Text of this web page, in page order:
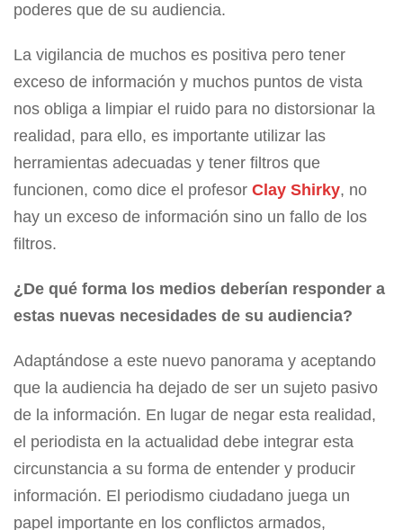
poderes que de su audiencia.
La vigilancia de muchos es positiva pero tener
exceso de información y muchos puntos de vista
nos obliga a limpiar el ruido para no distorsionar la
realidad, para ello, es importante utilizar las
herramientas adecuadas y tener filtros que
funcionen, como dice el profesor Clay Shirky, no
hay un exceso de información sino un fallo de los
filtros.
¿De qué forma los medios deberían responder a
estas nuevas necesidades de su audiencia?
Adaptándose a este nuevo panorama y aceptando
que la audiencia ha dejado de ser un sujeto pasivo
de la información. En lugar de negar esta realidad,
el periodista en la actualidad debe integrar esta
circunstancia a su forma de entender y producir
información. El periodismo ciudadano juega un
papel importante en los conflictos armados,